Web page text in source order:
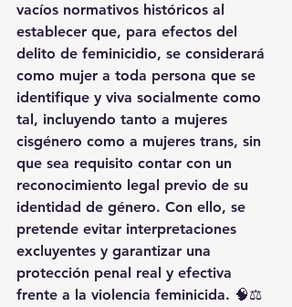
vacíos normativos históricos al
establecer que, para efectos del
delito de feminicidio, se considerará
como mujer a toda persona que se
identifique y viva socialmente como
tal, incluyendo tanto a mujeres
cisgénero como a mujeres trans, sin
que sea requisito contar con un
reconocimiento legal previo de su
identidad de género. Con ello, se
pretende evitar interpretaciones
excluyentes y garantizar una
protección penal real y efectiva
frente a la violencia feminicida. 🧠⚖️